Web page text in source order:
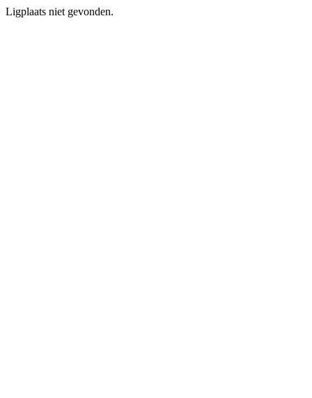
Ligplaats niet gevonden.